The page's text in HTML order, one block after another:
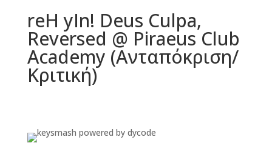
reH yIn! Deus Culpa,
Reversed @ Piraeus Club
Academy (Ανταπόκριση/
Κριτική)